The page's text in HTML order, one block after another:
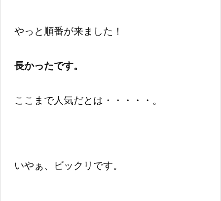
やっと順番が来ました！
長かったです。
ここまで人気だとは・・・・・。
いやぁ、ビックリです。